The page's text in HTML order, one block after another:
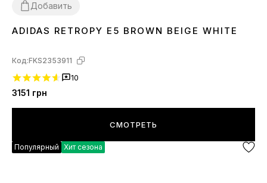
Добавить
40 4142 4344 45
ADIDAS RETROPY E5 BROWN BEIGE WHITE
Код:FKS2353911
10
3151 грн
СМОТРЕТЬ
Популярный Хит сезона